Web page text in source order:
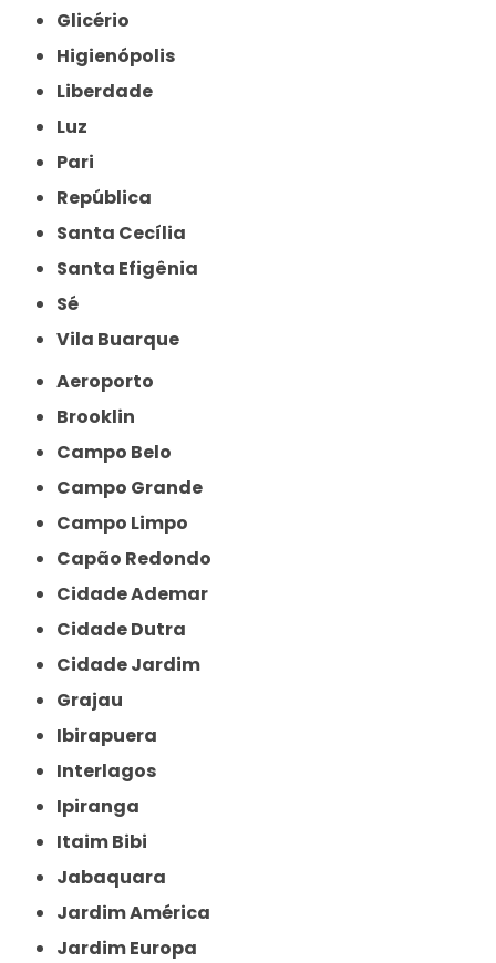
Glicério
Higienópolis
Liberdade
Luz
Pari
República
Santa Cecília
Santa Efigênia
Sé
Vila Buarque
Aeroporto
Brooklin
Campo Belo
Campo Grande
Campo Limpo
Capão Redondo
Cidade Ademar
Cidade Dutra
Cidade Jardim
Grajau
Ibirapuera
Interlagos
Ipiranga
Itaim Bibi
Jabaquara
Jardim América
Jardim Europa